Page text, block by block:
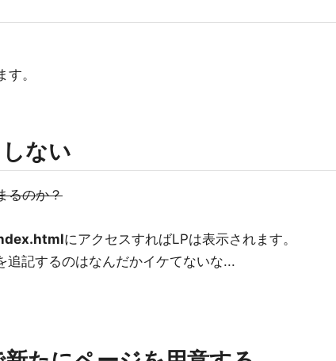
。
しない
るのか？
にアクセスすればLPは表示されます。
記するのはなんだかイケてないな...